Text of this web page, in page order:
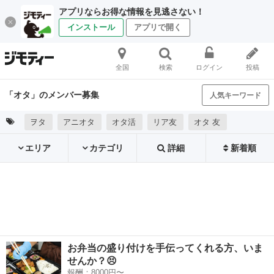
アプリならお得な情報を見逃さない！
インストール アプリで開く
全国 検索 ログイン 投稿
「オタ」のメンバー募集 人気キーワード
ヲタ アニオタ オタ活 リア友 オタ 友
エリア カテゴリ 詳細 新着順
お弁当の盛り付けを手伝ってくれる方、いま
せんか？😣